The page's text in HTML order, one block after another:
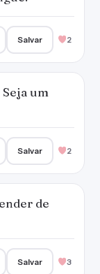
Salvar 2
Seja um
Salvar 2
de
Salvar 3